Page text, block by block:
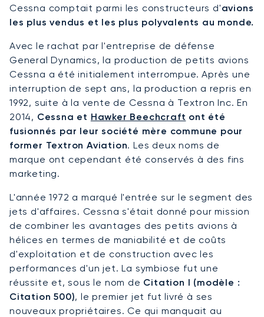
Cessna comptait parmi les constructeurs d'avions
les plus vendus et les plus polyvalents au monde.
Avec le rachat par l'entreprise de défense
General Dynamics, la production de petits avions
Cessna a été initialement interrompue. Après une
interruption de sept ans, la production a repris en
1992, suite à la vente de Cessna à Textron Inc. En
2014, Cessna et Hawker Beechcraft ont été
fusionnés par leur société mère commune pour
former Textron Aviation. Les deux noms de
marque ont cependant été conservés à des fins
marketing.
L'année 1972 a marqué l'entrée sur le segment des
jets d'affaires. Cessna s'était donné pour mission
de combiner les avantages des petits avions à
hélices en termes de maniabilité et de coûts
d'exploitation et de construction avec les
performances d'un jet. La symbiose fut une
réussite et, sous le nom de Citation I (modèle :
Citation 500), le premier jet fut livré à ses
nouveaux propriétaires. Ce qui manquait au